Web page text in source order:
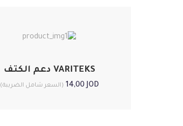
VARITEKS دعم الكتف
14,00JOD (السعر شامل الضريبة)